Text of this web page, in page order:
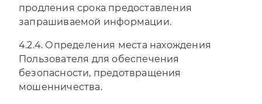
продления срока предоставления
запрашиваемой информации.
4.2.4. Определения места нахождения
Пользователя для обеспечения
безопасности, предотвращения
мошенничества.